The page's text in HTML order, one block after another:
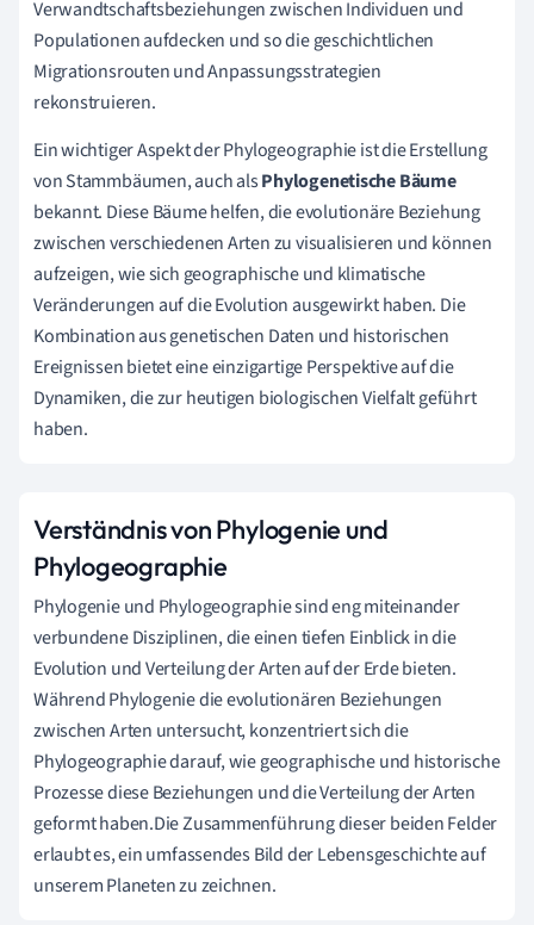
Verwandtschaftsbeziehungen zwischen Individuen und
Populationen aufdecken und so die geschichtlichen
Migrationsrouten und Anpassungsstrategien
rekonstruieren.
Ein wichtiger Aspekt der Phylogeographie ist die Erstellung
von Stammbäumen, auch alsPhylogenetische Bäume
bekannt. Diese Bäume helfen, die evolutionäre Beziehung
zwischen verschiedenen Arten zu visualisieren und können
aufzeigen, wie sich geographische und klimatische
Veränderungen auf die Evolution ausgewirkt haben. Die
Kombination aus genetischen Daten und historischen
Ereignissen bietet eine einzigartige Perspektive auf die
Dynamiken, die zur heutigen biologischen Vielfalt geführt
haben.
Verständnis von Phylogenie und
Phylogeographie
Phylogenie und Phylogeographie sind eng miteinander
verbundene Disziplinen, die einen tiefen Einblick in die
Evolution und Verteilung der Arten auf der Erde bieten.
Während Phylogenie die evolutionären Beziehungen
zwischen Arten untersucht, konzentriert sich die
Phylogeographie darauf, wie geographische und historische
Prozesse diese Beziehungen und die Verteilung der Arten
geformt haben.Die Zusammenführung dieser beiden Felder
erlaubt es, ein umfassendes Bild der Lebensgeschichte auf
unserem Planeten zu zeichnen.